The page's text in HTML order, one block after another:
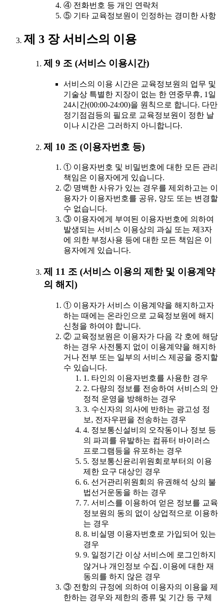
④ 전화번호 등 개인 연락처
⑤ 기타 교육정보원이 인정하는 경미한 사항
제 3 장 서비스의 이용
제 9 조 (서비스 이용시간)
서비스의 이용 시간은 교육정보원의 업무 및
기술상 특별한 지장이 없는 한 연중무휴, 1일
24시간(00:00-24:00)을 원칙으로 합니다. 다만
정기점검등의 필요로 교육정보원이 정한 날
이나 시간은 그러하지 아니합니다.
제 10 조 (이용자번호 등)
① 이용자번호 및 비밀번호에 대한 모든 관리
책임은 이용자에게 있습니다.
② 명백한 사유가 있는 경우를 제외하고는 이
용자가 이용자번호를 공유, 양도 또는 변경할
수 없습니다.
③ 이용자에게 부여된 이용자번호에 의하여
발생되는 서비스 이용상의 과실 또는 제3자
에 의한 부정사용 등에 대한 모든 책임은 이
용자에게 있습니다.
제 11 조 (서비스 이용의 제한 및 이용계약
의 해지)
① 이용자가 서비스 이용계약을 해지하고자
하는 때에는 온라인으로 교육정보원에 해지
신청을 하여야 합니다.
② 교육정보원은 이용자가 다음 각 호에 해당
하는 경우 사전통지 없이 이용계약을 해지하
거나 전부 또는 일부의 서비스 제공을 중지할
수 있습니다.
1. 타인의 이용자번호를 사용한 경우
2. 다량의 정보를 전송하여 서비스의 안
정적 운영을 방해하는 경우
3. 수신자의 의사에 반하는 광고성 정
보, 전자우편을 전송하는 경우
4. 정보통신설비의 오작동이나 정보 등
의 파괴를 유발하는 컴퓨터 바이러스
프로그램등을 유포하는 경우
5. 정보통신윤리위원회로부터의 이용
제한 요구 대상인 경우
6. 선거관리위원회의 유권해석 상의 불
법선거운동을 하는 경우
7. 서비스를 이용하여 얻은 정보를 교육
정보원의 동의 없이 상업적으로 이용하
는 경우
8. 비실명 이용자번호로 가입되어 있는
경우
9. 일정기간 이상 서비스에 로그인하지
않거나 개인정보 수집․이용에 대한 재
동의를 하지 않은 경우
③ 전항의 규정에 의하여 이용자의 이용을 제
한하는 경우와 제한의 종류 및 기간 등 구체